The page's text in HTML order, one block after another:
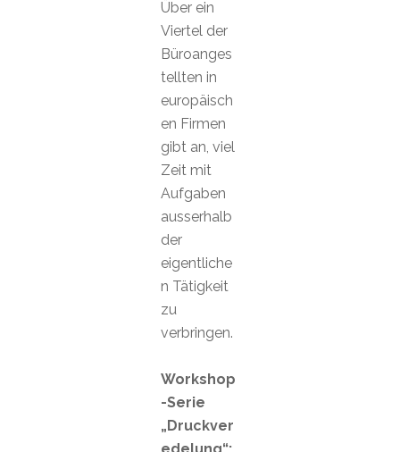
Über ein
Viertel der
Büroanges
tellten in
europäisch
en Firmen
gibt an, viel
Zeit mit
Aufgaben
ausserhalb
der
eigentliche
n Tätigkeit
zu
verbringen.
Workshop
-Serie
„Druckver
edelung“: